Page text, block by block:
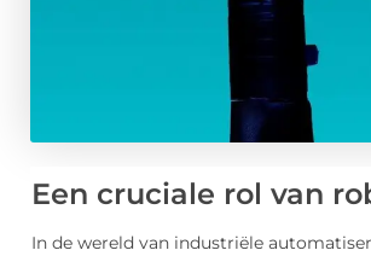
Een cruciale rol van
In de wereld van industriële